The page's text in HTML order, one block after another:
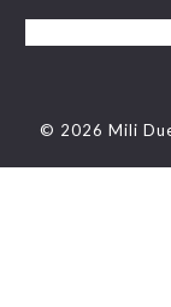
© 2026 Mili